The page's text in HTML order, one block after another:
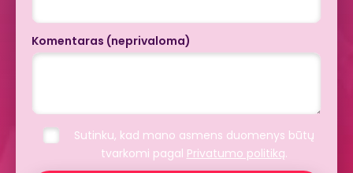
Komentaras (neprivaloma)
Sutinku, kad mano asmens duomenys būtų
tvarkomi pagal Privatumo politiką.